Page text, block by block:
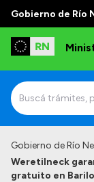
Gobierno de Río
Institucional
Gobierno de Río
Weretilneck
gratuito en